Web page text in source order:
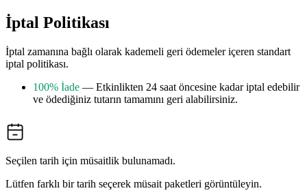
İptal Politikası
İptal zamanına bağlı olarak kademeli geri ödemeler içeren standart
iptal politikası.
100% İade — Etkinlikten 24 saat öncesine kadar iptal edebilir
ve ödediğiniz tutarın tamamını geri alabilirsiniz.
Seçilen tarih için müsaitlik bulunamadı.
Lütfen farklı bir tarih seçerek müsait paketleri görüntüleyin.